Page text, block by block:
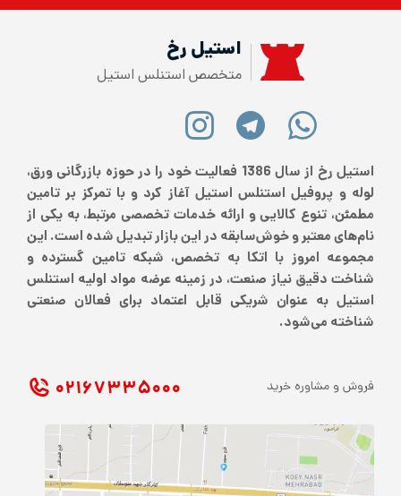
استیل رخ
متخصص استنلس استیل
استیل رخ از سال 1386 فعالیت خود را در حوزه بازرگانی ورق،
لوله و پروفیل استنلس استیل آغاز کرد و با تمرکز بر تامین
مطمئن، تنوع کالایی و ارائه خدمات تخصصی مرتبط، به یکی از
نام‌های معتبر و خوش‌سابقه در این بازار تبدیل شده است. این
مجموعه امروز با اتکا به تخصص، شبکه تامین گسترده و
شناخت دقیق نیاز صنعت، در زمینه عرضه مواد اولیه استنلس
استیل به عنوان شریکی قابل اعتماد برای فعالان صنعتی
شناخته می‌شود.
فروش و مشاوره خرید ۰۲۱ ۶۷۳۳۵۰۰۰